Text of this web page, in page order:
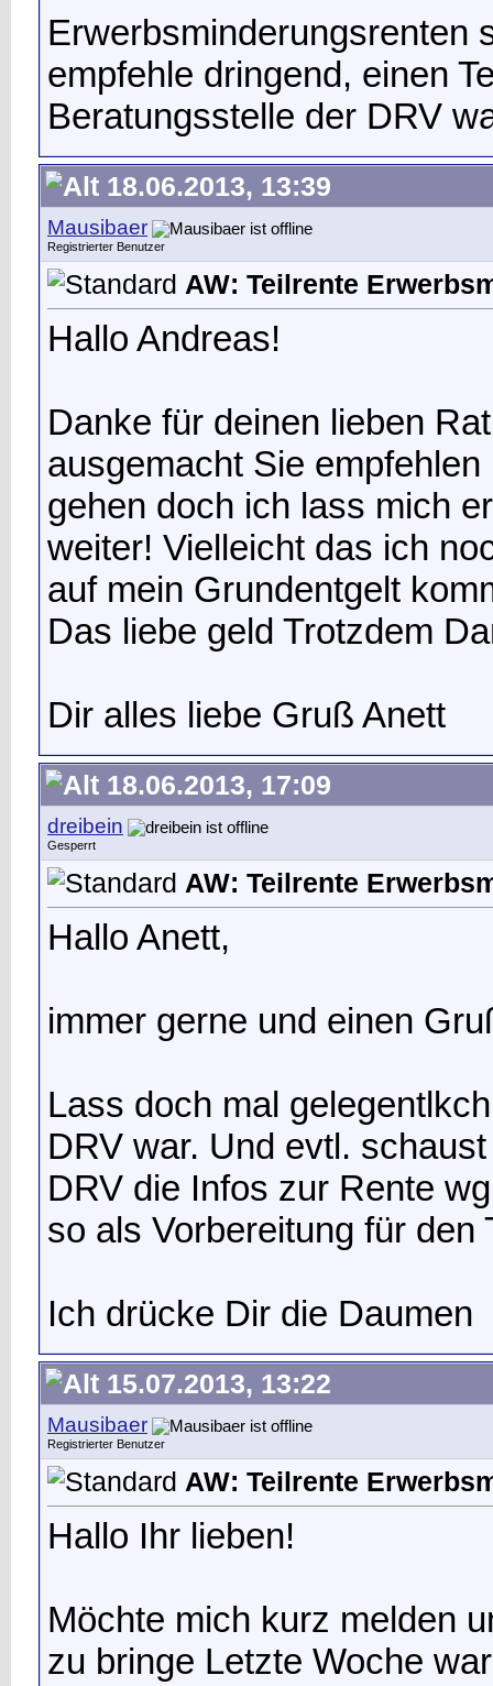
Erwerbsminderungsrenten
empfehle dringend, einen
Beratungsstelle der DRV
18.06.2013, 13:39
Mausibaer
Registrierter Benutzer
AW: Teilrente
Hallo Andreas!
Danke für deinen lieben
ausgemacht Sie
gehen doch ich lass mich
weiter! Vielleicht das ich
auf mein Grundentgelt
Das liebe geld Trotzdem
Dir alles liebe Gruß Anett
18.06.2013, 17:09
dreibein
Gesperrt
AW: Teilrente
Hallo Anett,
immer gerne und einen
Lass doch mal
DRV war. Und evtl.
DRV die Infos zur Rente
so als Vorbereitung für den
Ich drücke Dir die Daumen
15.07.2013, 13:22
Mausibaer
Registrierter Benutzer
AW: Teilrente
Hallo Ihr lieben!
Möchte mich kurz melden
zu bringe Letzte Woche